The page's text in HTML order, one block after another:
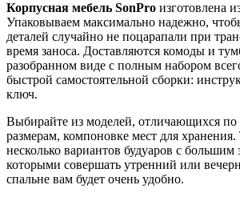
Корпусная мебель SonPro изготовлена
Упаковываем максимально надежно,
деталей случайно не поцарапали при
время заноса. Доставляются комоды и
разобранном виде с полным набором
быстрой самостоятельной сборки:
ключ.
Выбирайте из моделей, отличающихся по
размерам, компоновке мест для хранения.
несколько вариантов будуаров с
которыми совершать утренний или
спальне вам будет очень удобно.